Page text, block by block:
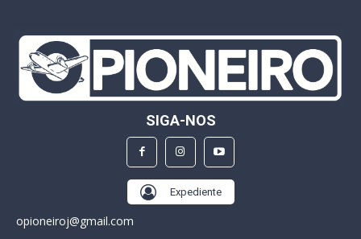
SIGA-NOS
Expediente
opioneiroj@gmail.com